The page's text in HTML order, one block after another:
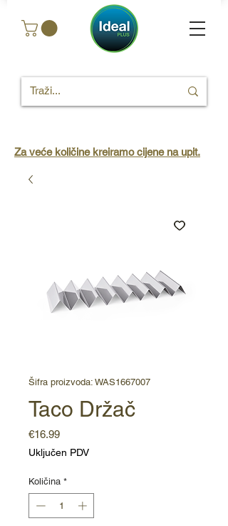
Za veće količine kreiramo cijene na upit.
Šifra proizvoda: WAS1667007
Taco Držač
€16.99Cijena
Uključen PDV
Količina *